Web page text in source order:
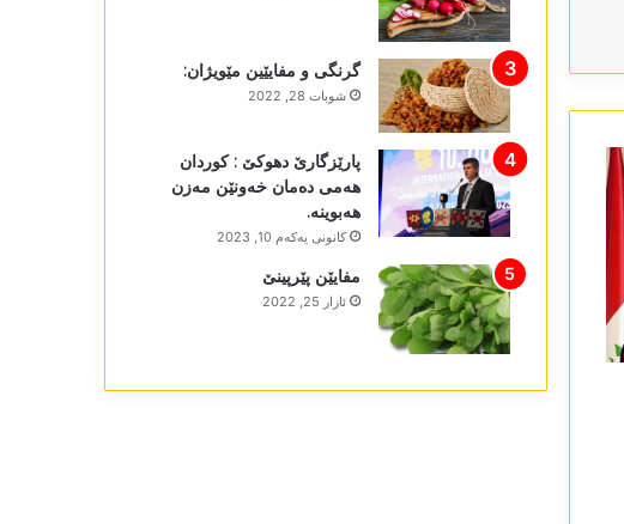
گرنگی و مفایێین مێویژان:
شوبات 28, 2022
پارێزگارێ دھوکێ : کوردان
ھەمی دەمان خەونێن مەزن
ھەبوینە.
كانونی یه‌كه‌م 10, 2023
مفایێن پێرپینێ
ئازار 25, 2022